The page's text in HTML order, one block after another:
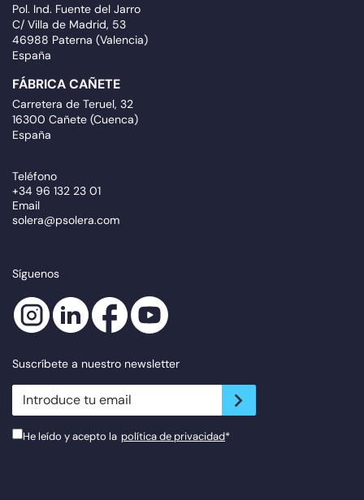
Pol. Ind. Fuente del Jarro
C/ Villa de Madrid, 53
46988 Paterna (Valencia)
España
FÁBRICA CAÑETE
Carretera de Teruel, 32
16300 Cañete (Cuenca)
España
Teléfono
+34 96 132 23 01
Email
solera@psolera.com
Síguenos
Suscríbete a nuestro newsletter
newsletter.suscribe
He leído y acepto la política de privacidad*